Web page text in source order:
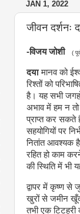
JAN 1, 2022
जीवन दर्शनः
-विजय जोशी (
दयामानव को
रिश्तों को
है। यह सभी जगहों
अभाव में हम न
प्राप्त कर सकते
सहयोगियों पर
नितांत आवश्यक
रहित हो काम
की स्थिति में भी
द्वापर में कृष्ण
खुरों से जमीन
तभी एक टिटहरी